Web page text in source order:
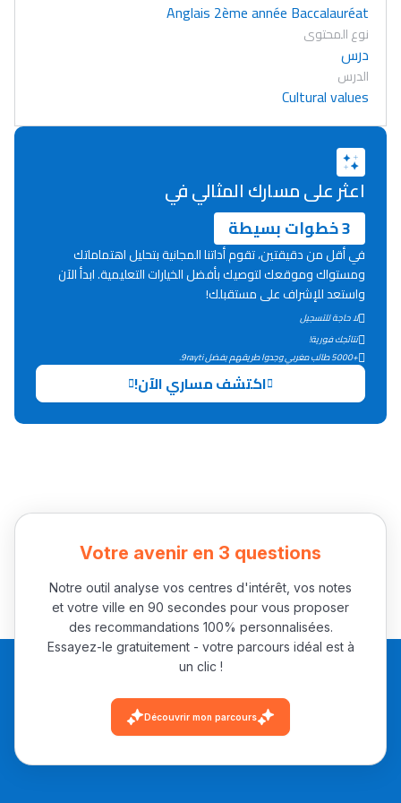
التعليم الثانوي التأهيلي
Collège au Maroc
Post-Bac
Interviews/Vidéos
+ de 89 Interviews/Vidéos
دليل المهن
Anglais 2ème année Baccalauréat
نوع المحتوى
درس
الدرس
Cultural values
اعثر على مسارك المثالي في
3 خطوات بسيطة
في أقل من دقيقتين، تقوم أداتنا المجانية بتحليل اهتماماتك
ومستواك وموقعك لتوصيك بأفضل الخيارات التعليمية. ابدأ الآن
واستعد للإشراف على مستقبلك!
لا حاجة للتسجيل
نتائجك فورية!
+5000 طالب مغربي وجدوا طريقهم بفضل 9rayti.
اكتشف مساري الآن!
Votre avenir en 3 questions
Notre outil analyse vos centres d'intérêt, vos notes
et votre ville en 90 secondes pour vous proposer
des recommandations 100% personnalisées.
Essayez-le gratuitement - votre parcours idéal est à
un clic !
Découvrir mon parcours